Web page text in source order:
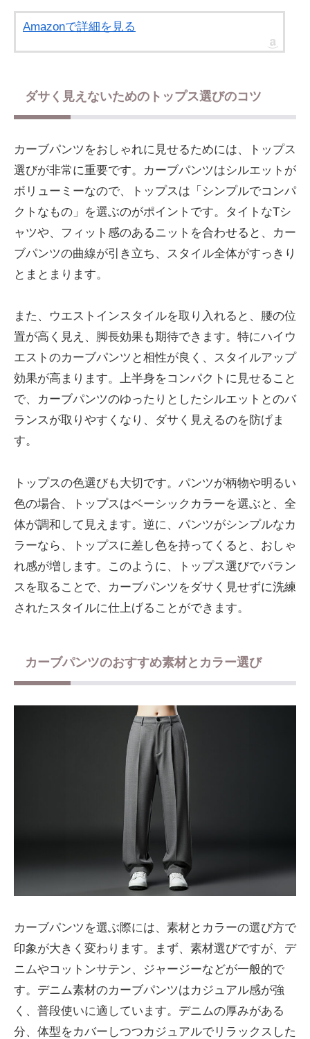
Amazonで詳細を見る
ダサく見えないためのトップス選びのコツ
カーブパンツをおしゃれに見せるためには、トップス
選びが非常に重要です。カーブパンツはシルエットが
ボリューミーなので、トップスは「シンプルでコンパ
クトなもの」を選ぶのがポイントです。タイトなTシ
ャツや、フィット感のあるニットを合わせると、カー
ブパンツの曲線が引き立ち、スタイル全体がすっきり
とまとまります。
また、ウエストインスタイルを取り入れると、腰の位
置が高く見え、脚長効果も期待できます。特にハイウ
エストのカーブパンツと相性が良く、スタイルアップ
効果が高まります。上半身をコンパクトに見せること
で、カーブパンツのゆったりとしたシルエットとのバ
ランスが取りやすくなり、ダサく見えるのを防げま
す。
トップスの色選びも大切です。パンツが柄物や明るい
色の場合、トップスはベーシックカラーを選ぶと、全
体が調和して見えます。逆に、パンツがシンプルなカ
ラーなら、トップスに差し色を持ってくると、おしゃ
れ感が増します。このように、トップス選びでバラン
スを取ることで、カーブパンツをダサく見せずに洗練
されたスタイルに仕上げることができます。
カーブパンツのおすすめ素材とカラー選び
カーブパンツを選ぶ際には、素材とカラーの選び方で
印象が大きく変わります。まず、素材選びですが、デ
ニムやコットンサテン、ジャージーなどが一般的で
す。デニム素材のカーブパンツはカジュアル感が強
く、普段使いに適しています。デニムの厚みがある
分、体型をカバーしつつカジュアルでリラックスした